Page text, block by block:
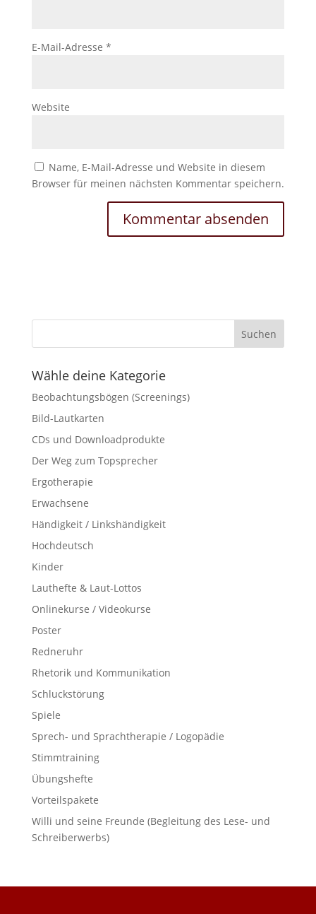
E-Mail-Adresse *
Website
Name, E-Mail-Adresse und Website in diesem
Browser für meinen nächsten Kommentar speichern.
Wähle deine Kategorie
Beobachtungsbögen (Screenings)
Bild-Lautkarten
CDs und Downloadprodukte
Der Weg zum Topsprecher
Ergotherapie
Erwachsene
Händigkeit / Linkshändigkeit
Hochdeutsch
Kinder
Lauthefte & Laut-Lottos
Onlinekurse / Videokurse
Poster
Redneruhr
Rhetorik und Kommunikation
Schluckstörung
Spiele
Sprech- und Sprachtherapie / Logopädie
Stimmtraining
Übungshefte
Vorteilspakete
Willi und seine Freunde (Begleitung des Lese- und
Schreiberwerbs)